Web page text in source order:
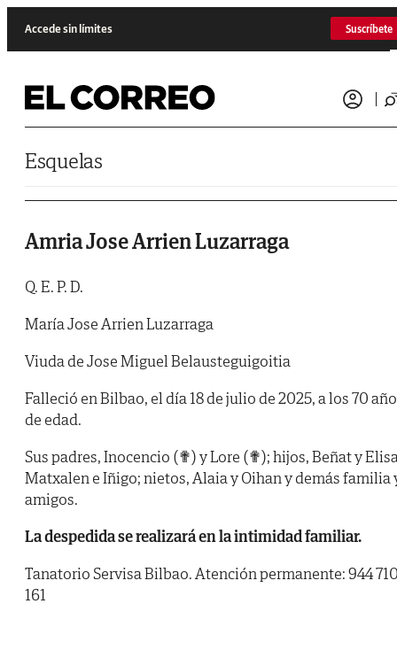
Accede sin límites Suscríbete
Esquelas
Amria Jose Arrien Luzarraga
Q. E. P. D.
María Jose Arrien Luzarraga
Viuda de Jose Miguel Belausteguigoitia
Falleció en Bilbao, el día 18 de julio de 2025, a los 70
de edad.
Sus padres, Inocencio (✟) y Lore (✟); hijos, Beñat y
Matxalen e Iñigo; nietos, Alaia y Oihan y demás familia
amigos.
La despedida se realizará en la intimidad familiar.
Tanatorio Servisa Bilbao. Atención permanente: 944
161